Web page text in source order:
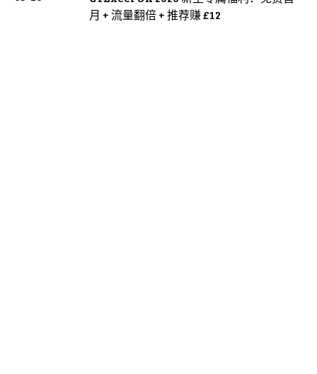
月 + 流量翻倍 + 推荐赚 £12